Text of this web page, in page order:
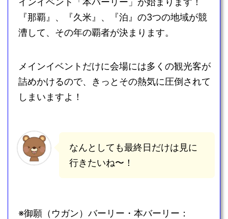
『那覇』、『久米』、『泊』の3つの地域が競
漕して、その年の覇者が決まります。
メインイベントだけに会場には多くの観光客が
詰めかけるので、きっとその熱気に圧倒されて
しまいますよ！
なんとしても最終日だけは見に
行きたいね〜！
※御願（ウガン）バーリー・本バーリー：